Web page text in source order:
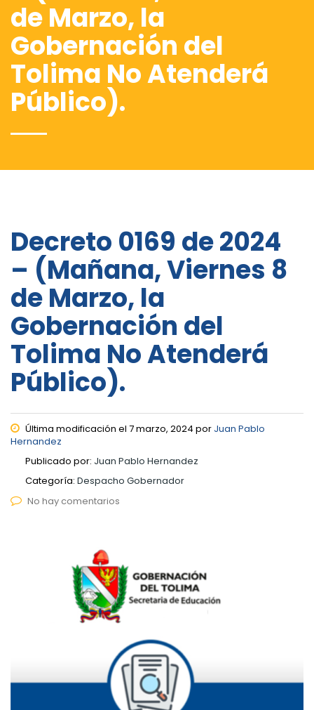
de Marzo, la
Gobernación del
Tolima No Atenderá
Público).
Decreto 0169 de 2024
– (Mañana, Viernes 8
de Marzo, la
Gobernación del
Tolima No Atenderá
Público).
Última modificación el 7 marzo, 2024 por Juan Pablo
Hernandez
Publicado por: Juan Pablo Hernandez
Categoría: Despacho Gobernador
No hay comentarios